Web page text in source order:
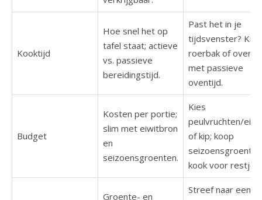
Kooktijd
Hoe snel het op
tafel staat; actieve
vs. passieve
bereidingstijd.
Past het in je
tijdsvenster? Kies
roerbak of oven
met passieve
oventijd.
Budget
Kosten per portie;
slim met eiwitbron
en
seizoensgroenten.
Kies
peulvruchten/
of kip; koop
kook voor restjes.
Groente- en
Streef naar een